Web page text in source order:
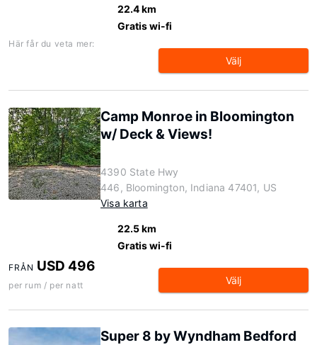
22.4 km
Gratis wi-fi
Här får du veta mer:
Välj
Camp Monroe in Bloomington
w/ Deck & Views!
4390 State Hwy
446, Bloomington, Indiana 47401, US
Visa karta
22.5 km
Gratis wi-fi
FRÅN USD 496
per rum / per natt Välj
Super 8 by Wyndham Bedford